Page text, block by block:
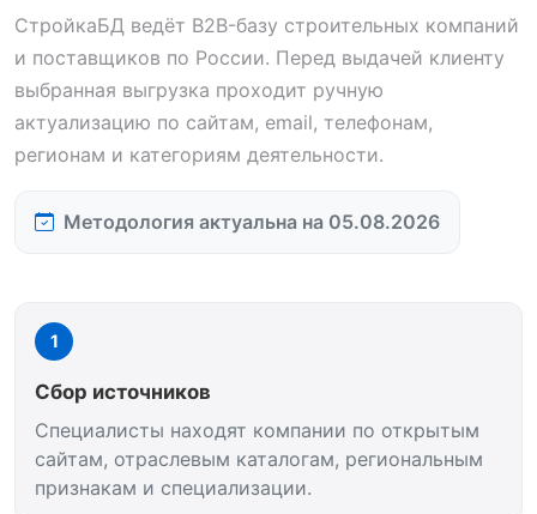
СтройкаБД ведёт B2B-базу строительных компаний
и поставщиков по России. Перед выдачей клиенту
выбранная выгрузка проходит ручную
актуализацию по сайтам, email, телефонам,
регионам и категориям деятельности.
Методология актуальна на 05.08.2026
1
Сбор источников
Специалисты находят компании по открытым
сайтам, отраслевым каталогам, региональным
признакам и специализации.